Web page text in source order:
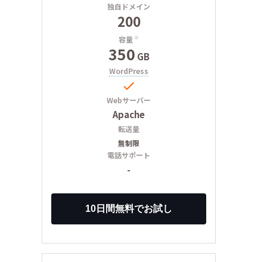
独自ドメイン
200
容量 ※
350 GB
WordPress

Webサーバー
Apache
転送量
無制限
電話サポート
-